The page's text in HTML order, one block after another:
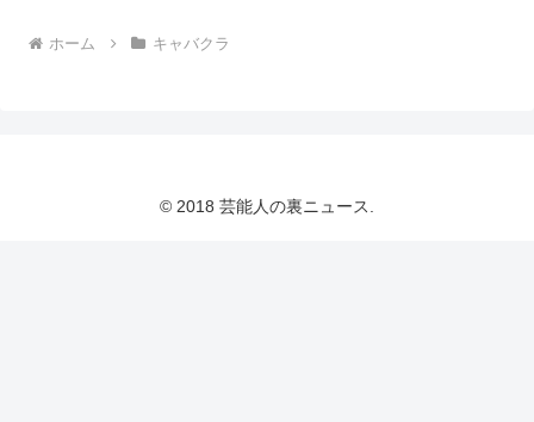
ホーム キャバクラ
© 2018 芸能人の裏ニュース.